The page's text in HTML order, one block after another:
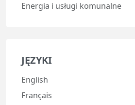
Energia i usługi komunalne
JĘZYKI
English
Français